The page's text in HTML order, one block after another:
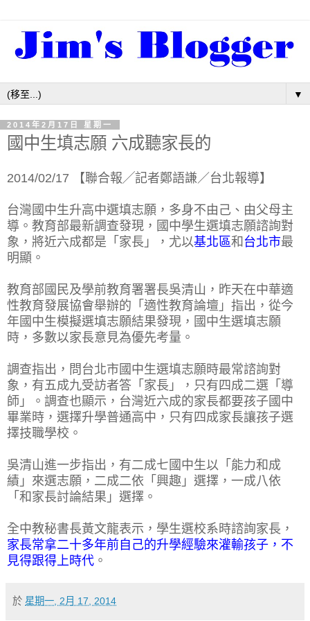
▼
2014年2月17日 星期一
國中生填志願 六成聽家長的
2014/02/17 【聯合報╱記者鄭語謙／台北報導】
台灣國中生升高中選填志願，多身不由己、由父母主
導。教育部最新調查發現，國中學生選填志願諮詢對
象，將近六成都是「家長」，尤以基北區和 台北市最
明顯。
教育部國民及學前教育署署長吳清山，昨天在中華適
性教育發展協會舉辦的「適性教育論壇」指出，從今
年國中生模擬選填志願結果發現，國中生選填志願
時，多數以家長意見為優先考量。
調查指出，問台北市國中生選填志願時最常諮詢對
象，有五成九受訪者答「家長」，只有四成二選「導
師」。調查也顯示，台灣近六成的家長都要孩子國中
畢業時，選擇升學普通高中，只有四成家長讓孩子選
擇技職學校。
吳清山進一步指出，有二成七國中生以「能力和成
績」來選志願，二成二依「興趣」選擇，一成八依
「和家長討論結果」選擇。
全中教秘書長黃文龍表示，學生選校系時諮詢家長，
家長常拿二十多年前自己的升學經驗來灌輸孩子，不
見得跟得上時代 。
於 星期一, 2月 17, 2014